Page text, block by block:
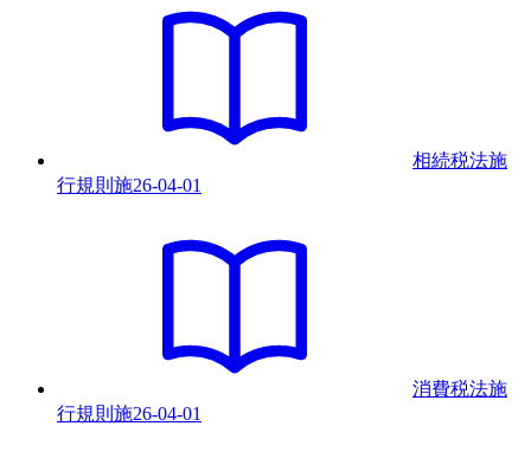
相続税法施
行規則 施26-04-01
消費税法施
行規則 施26-04-01